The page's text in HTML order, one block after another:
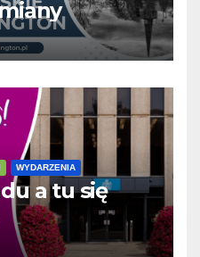
WYDARZENIA
a tu się